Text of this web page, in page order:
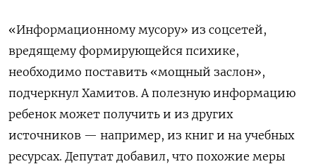
«Информационному мусору» из соцсетей,
вредящему формирующейся психике,
необходимо поставить «мощный заслон»,
подчеркнул Хамитов. А полезную информацию
ребенок может получить и из других
источников — например, из книг и на учебных
ресурсах. Депутат добавил, что похожие меры